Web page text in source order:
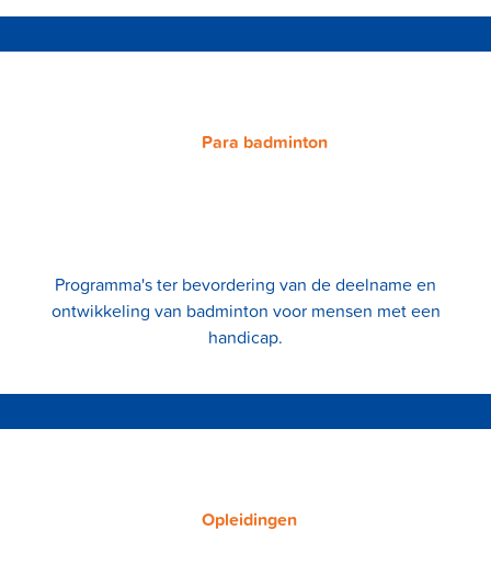
Para badminton
Programma's ter bevordering van de deelname en
ontwikkeling van badminton voor mensen met een
handicap.
Opleidingen